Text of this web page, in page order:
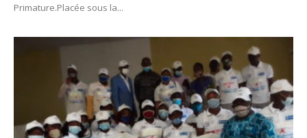
Primature.Placée sous la...